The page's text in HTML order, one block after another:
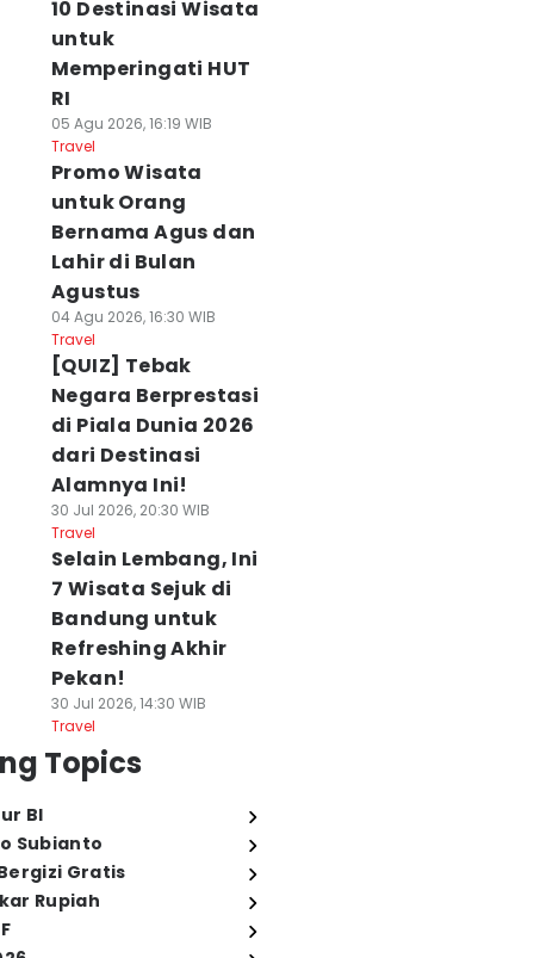
10 Destinasi Wisata
untuk
Memperingati HUT
RI
05 Agu 2026, 16:19 WIB
Travel
Promo Wisata
untuk Orang
Bernama Agus dan
Lahir di Bulan
Agustus
04 Agu 2026, 16:30 WIB
Travel
[QUIZ] Tebak
Negara Berprestasi
di Piala Dunia 2026
dari Destinasi
Alamnya Ini!
30 Jul 2026, 20:30 WIB
Travel
Selain Lembang, Ini
7 Wisata Sejuk di
Bandung untuk
Refreshing Akhir
Pekan!
30 Jul 2026, 14:30 WIB
Travel
Topics
BI
Subianto
Gratis
Rupiah